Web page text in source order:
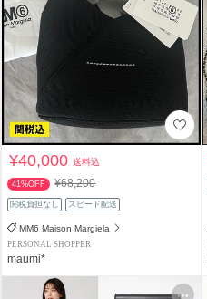
¥40,000送料込
41%OFF ¥68,200
関税負担なし スピード配送
MM6 Maison Margiela
PERSONAL SHOPPER
maumi*